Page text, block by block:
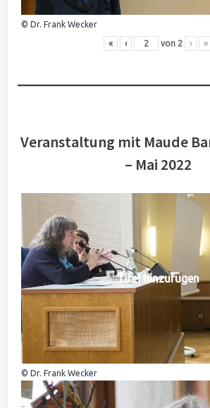
© Dr. Frank Wecker
« ‹ von 2 › »
Veranstaltung mit Maude
– Mai 2022
Titel hinzufügen
© Dr. Frank Wecker